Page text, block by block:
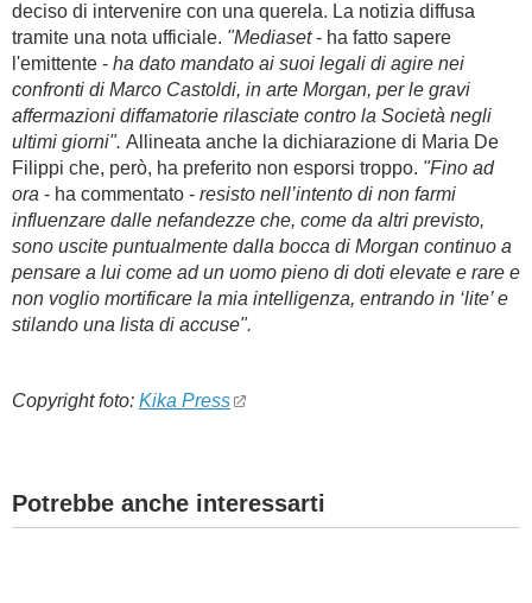
deciso di intervenire con una querela. La notizia diffusa
tramite una nota ufficiale. "Mediaset- ha fatto sapere
l'emittente - ha dato mandato ai suoi legali di agire nei
confronti di Marco Castoldi, in arte Morgan, per le gravi
affermazioni diffamatorie rilasciate contro la Società negli
ultimi giorni". Allineata anche la dichiarazione di Maria De
Filippi che, però, ha preferito non esporsi troppo. "Fino ad
ora - ha commentato - resisto nell’intento di non farmi
influenzare dalle nefandezze che, come da altri previsto,
sono uscite puntualmente dalla bocca di Morgan continuo a
pensare a lui come ad un uomo pieno di doti elevate e rare e
non voglio mortificare la mia intelligenza, entrando in ‘lite’ e
stilando una lista di accuse".
Copyright foto: Kika Press
Potrebbe anche interessarti